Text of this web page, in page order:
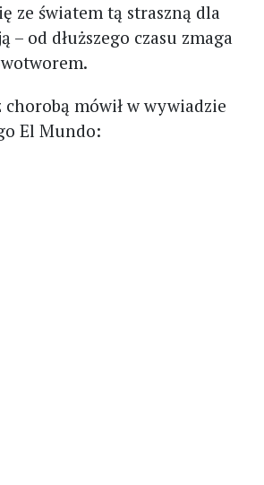
ze światem tą straszną dla
od dłuższego czasu zmaga
chorobą mówił w wywiadzie
El Mundo: